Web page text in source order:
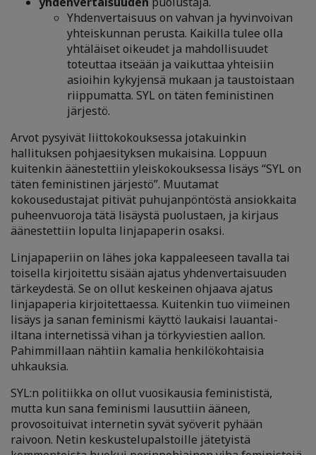
Yhdenvertaisuus on vahvan ja hyvinvoivan
yhteiskunnan perusta. Kaikilla tulee olla
yhtäläiset oikeudet ja mahdollisuudet
toteuttaa itseään ja vaikuttaa yhteisiin
asioihin kykyjensä mukaan ja taustoistaan
riippumatta. SYL on täten feministinen
järjestö.
Arvot pysyivät liittokokouksessa jotakuinkin
hallituksen pohjaesityksen mukaisina. Loppuun
kuitenkin äänestettiin yleiskokouksessa lisäys “SYL on
täten feministinen järjestö”. Muutamat
kokousedustajat pitivät puhujanpöntöstä ansiokkaita
puheenvuoroja tätä lisäystä puolustaen, ja kirjaus
äänestettiin lopulta linjapaperin osaksi.
Linjapaperiin on lähes joka kappaleeseen tavalla tai
toisella kirjoitettu sisään ajatus yhdenvertaisuuden
tärkeydestä. Se on ollut keskeinen ohjaava ajatus
linjapaperia kirjoitettaessa. Kuitenkin tuo viimeinen
lisäys ja sanan feminismi käyttö laukaisi lauantai-
iltana internetissä vihan ja törkyviestien aallon.
Pahimmillaan nähtiin kamalia henkilökohtaisia
uhkauksia.
SYL:n politiikka on ollut vuosikausia feminististä,
mutta kun sana feminismi lausuttiin ääneen,
provosoituivat internetin syvät syöverit pyhään
raivoon. Netin keskustelupalstoille jätetyistä